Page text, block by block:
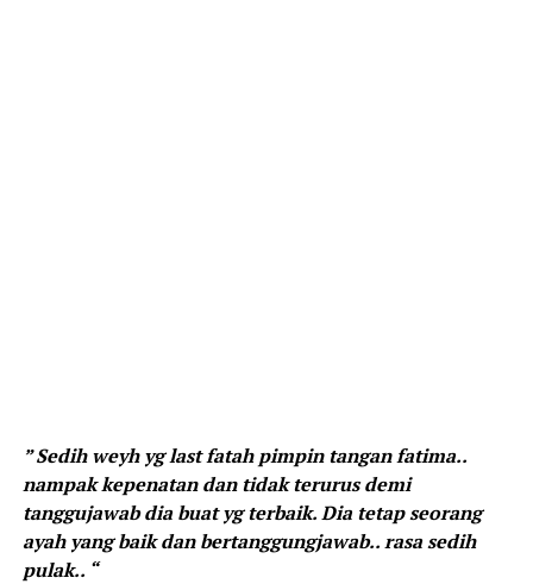
” Sedih weyh yg last fatah pimpin tangan fatima..
nampak kepenatan dan tidak terurus demi
tanggujawab dia buat yg terbaik. Dia tetap seorang
ayah yang baik dan bertanggungjawab.. rasa sedih
pulak.. “